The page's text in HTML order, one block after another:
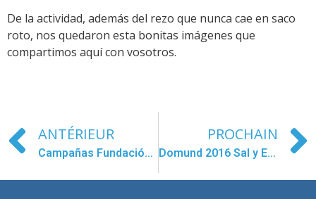
De la actividad, además del rezo que nunca cae en saco
roto, nos quedaron esta bonitas imágenes que
compartimos aquí con vosotros.
ANTÉRIEUR
Campañas Fundación Siempre Adelante 2016 – 2017
PROCHAIN
Domund 2016 Sal y Encuentra